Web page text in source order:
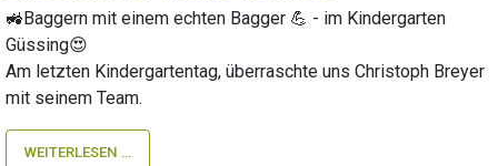
🚜Baggern mit einem echten Bagger 💪 - im Kindergarten
Güssing😍
Am letzten Kindergartentag, überraschte uns Christoph Breyer
mit seinem Team.
WEITERLESEN …